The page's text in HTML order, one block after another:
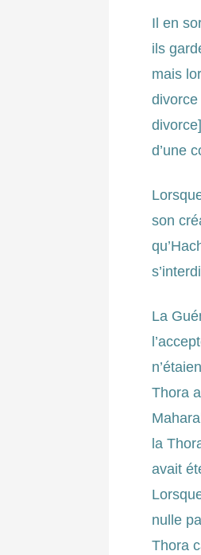
Il en
ils
mais
d’une
son
La
Thora
la
avait
nulle
Thora